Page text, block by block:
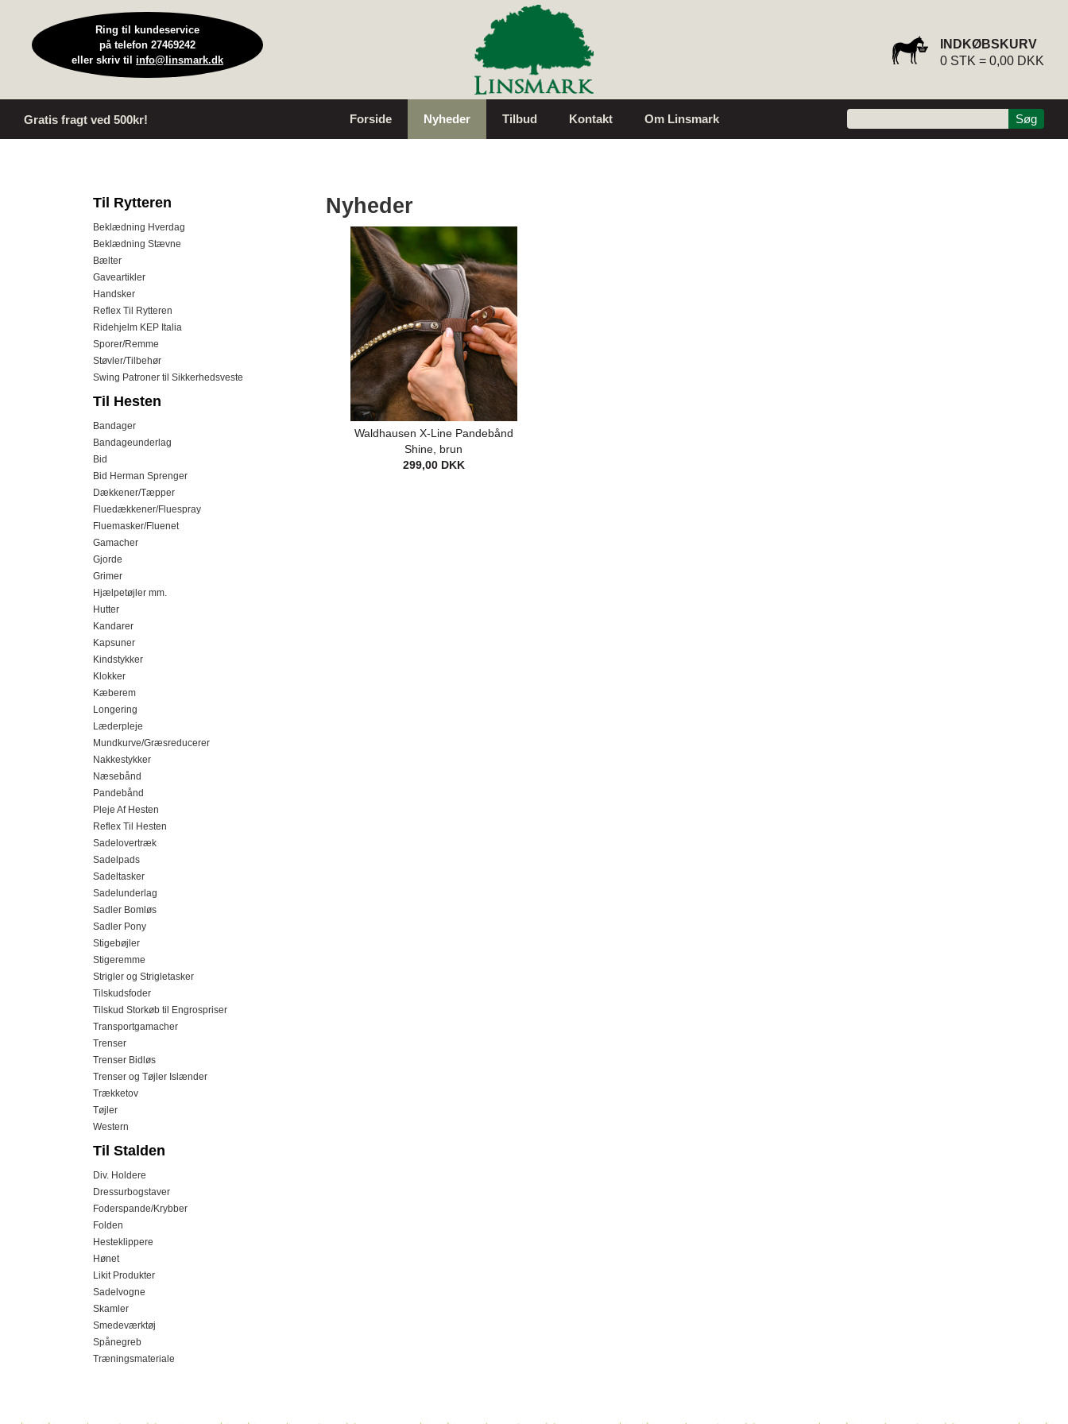
Ring til kundeservice
på telefon 27469242
eller skriv til info@linsmark.dk
INDKØBSKURV
0 STK = 0,00 DKK
Gratis fragt ved 500kr! Forside Nyheder Tilbud Kontakt Om Linsmark
Til Rytteren
Beklædning Hverdag
Beklædning Stævne
Bælter
Gaveartikler
Handsker
Reflex Til Rytteren
Ridehjelm KEP Italia
Sporer/Remme
Støvler/Tilbehør
Swing Patroner til Sikkerhedsveste
Til Hesten
Bandager
Bandageunderlag
Bid
Bid Herman Sprenger
Dækkener/Tæpper
Fluedækkener/Fluespray
Fluemasker/Fluenet
Gamacher
Gjorde
Grimer
Hjælpetøjler mm.
Hutter
Kandarer
Kapsuner
Kindstykker
Klokker
Kæberem
Longering
Læderpleje
Mundkurve/Græsreducerer
Nakkestykker
Næsebånd
Pandebånd
Pleje Af Hesten
Reflex Til Hesten
Sadelovertræk
Sadelpads
Sadeltasker
Sadelunderlag
Sadler Bomløs
Sadler Pony
Stigebøjler
Stigeremme
Strigler og Strigletasker
Tilskudsfoder
Tilskud Storkøb til Engrospriser
Transportgamacher
Trenser
Trenser Bidløs
Trenser og Tøjler Islænder
Trækketov
Tøjler
Western
Til Stalden
Div. Holdere
Dressurbogstaver
Foderspande/Krybber
Folden
Hesteklippere
Hønet
Likit Produkter
Sadelvogne
Skamler
Smedeværktøj
Spånegreb
Træningsmateriale
Nyheder
Waldhausen X-Line Pandebånd
Shine, brun
299,00 DKK